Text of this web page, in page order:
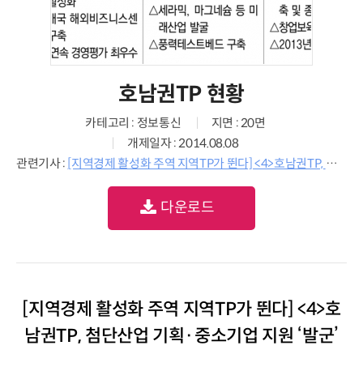
호남권TP 현황
카테고리 : 정보통신
지면 : 20면
개제일자 : 2014.08.08
관련기사 : [지역경제 활성화 주역 지역TP가 뛴다] <4>호남권TP, 첨단산업 기획·중소기업 지원 ‘발군’
다운로드
[지역경제 활성화 주역 지역TP가 뛴다] <4>호
남권TP, 첨단산업 기획·중소기업 지원 ‘발군’